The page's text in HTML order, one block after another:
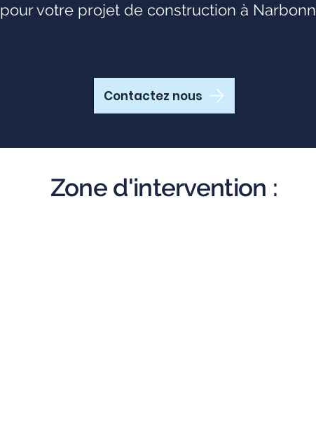
pour votre projet de construction à
Contactez nous
Zone d'intervention :